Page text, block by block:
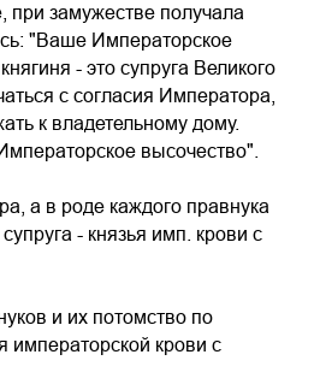
замужестве получала
"Ваше Императорское
- это супруга Великого
с согласия Императора,
к владетельному дому.
высочество".
а в роде каждого правнука
- князья имп. крови с
и их потомство по
императорской крови с